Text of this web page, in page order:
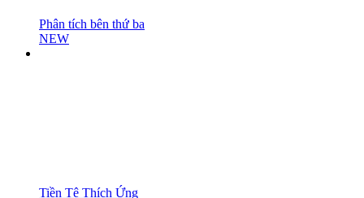
Phân tích bên thứ ba
NEW
Tiền Tệ Thích Ứng